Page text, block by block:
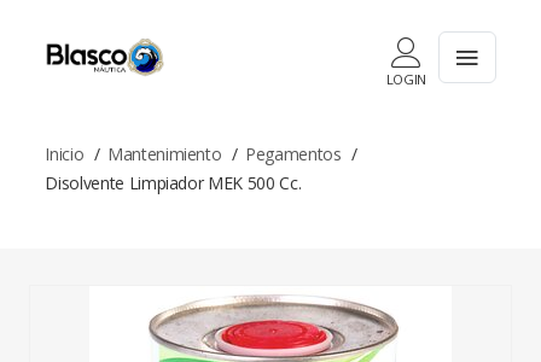
LOGIN
Inicio Mantenimiento
Pegamentos
Disolvente Limpiador MEK 500 Cc.